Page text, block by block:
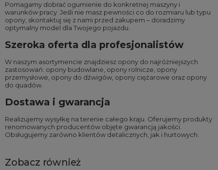
Pomagamy dobrać ogumienie do konkretnej maszyny i
warunków pracy. Jeśli nie masz pewności co do rozmiaru lub typu
opony, skontaktuj się z nami przed zakupem – doradzimy
optymalny model dla Twojego pojazdu.
Szeroka oferta dla profesjonalistów
W naszym asortymencie znajdziesz opony do najróżniejszych
zastosowań: opony budowlane opony rolnicze opony
przemysłowe opony do dźwigów opony ciężarowe oraz opony
do quadów
Dostawa i gwarancja
Realizujemy wysyłkę na terenie całego kraju. Oferujemy produkty
renomowanych producentów objęte gwarancją jakości.
Obsługujemy zarówno klientów detalicznych, jak i hurtowych.
Zobacz również